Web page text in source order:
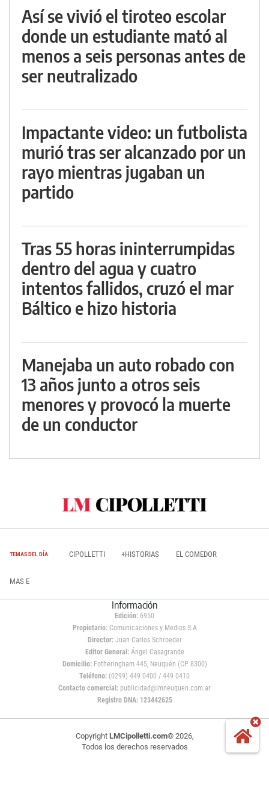
Así se vivió el tiroteo escolar
donde un estudiante mató al
menos a seis personas antes de
ser neutralizado
Impactante video: un futbolista
murió tras ser alcanzado por un
rayo mientras jugaban un
partido
Tras 55 horas ininterrumpidas
dentro del agua y cuatro
intentos fallidos, cruzó el mar
Báltico e hizo historia
Manejaba un auto robado con
13 años junto a otros seis
menores y provocó la muerte
de un conductor
TEMAS DEL DÍA CIPOLLETTI +HISTORIAS EL COMEDOR
MAS E
Información
Edición: 6950
Propietario:Comunicaciones y Medios S.A
Director: Juan Carlos Schroeder
Editor General:Ángel Casagrande
Domicilio:Fotheringham 445, Neuquén (CP 8300)
Teléfono: (0299) 449 0400 / 449 0410
Contacto comercial: publicidad@lmneuquen.com.ar
Registro DNA: 123442625
Copyright LMCipolletti.com© 2026,
Todos los derechos reservados